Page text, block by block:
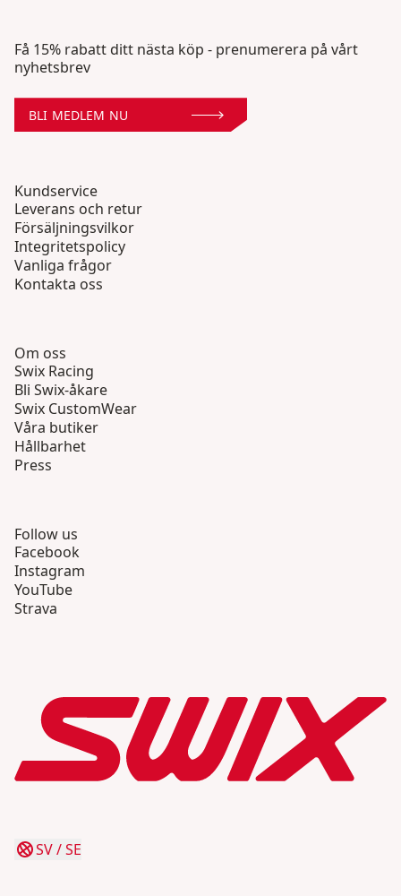
Få 15% rabatt ditt nästa köp - prenumerera på vårt
nyhetsbrev
BLI MEDLEM NU
Kundservice
Leverans och retur
Försäljningsvilkor
Integritetspolicy
Vanliga frågor
Kontakta oss
Om oss
Swix Racing
Bli Swix-åkare
Swix CustomWear
Våra butiker
Hållbarhet
Press
Follow us
Facebook
Instagram
YouTube
Strava
SV/SE